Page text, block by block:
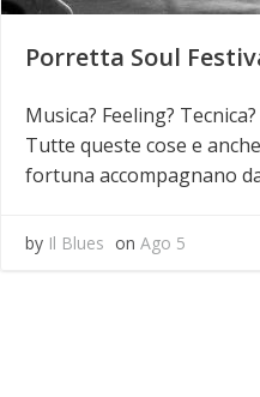
Porretta Soul
Musica? Feeling?
Tutte queste cose e
fortuna accompagnano
by Il Blues on Ago 5